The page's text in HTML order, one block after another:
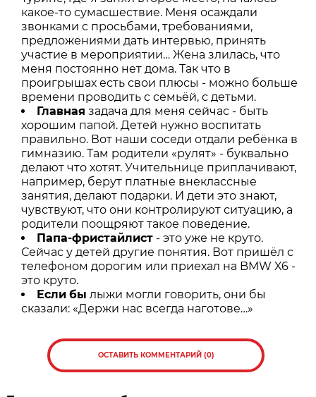
какое-то сумасшествие. Меня осаждали
звонками с просьбами, требованиями,
предложениями дать интервью, принять
участие в мероприятии… Жена злилась, что
меня постоянно нет дома. Так что в
проигрышах есть свои плюсы - можно больше
времени проводить с семьёй, с детьми.
Главная задача для меня сейчас - быть
хорошим папой. Детей нужно воспитать
правильно. Вот наши соседи отдали ребёнка в
гимназию. Там родители «рулят» - буквально
делают что хотят. Учительнице приплачивают,
например, берут платные внеклассные
занятия, делают подарки. И дети это знают,
чувствуют, что они контролируют ситуацию, а
родители поощряют такое поведение.
Папа-фристайлист - это уже не круто.
Сейчас у детей другие понятия. Вот пришёл с
телефоном дорогим или приехал на BMW X6 -
это круто.
Если бы лыжи могли говорить, они бы
сказали: «Держи нас всегда наготове…»
ОСТАВИТЬ КОММЕНТАРИЙ (0)